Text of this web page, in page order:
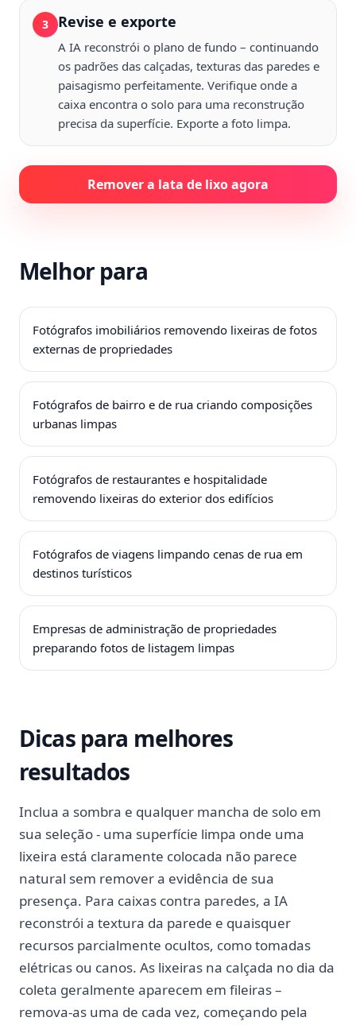
3 Revise e exporte
A IA reconstrói o plano de fundo – continuando
os padrões das calçadas, texturas das paredes e
paisagismo perfeitamente. Verifique onde a
caixa encontra o solo para uma reconstrução
precisa da superfície. Exporte a foto limpa.
Remover a lata de lixo agora
Melhor para
Fotógrafos imobiliários removendo lixeiras de fotos
externas de propriedades
Fotógrafos de bairro e de rua criando composições
urbanas limpas
Fotógrafos de restaurantes e hospitalidade
removendo lixeiras do exterior dos edifícios
Fotógrafos de viagens limpando cenas de rua em
destinos turísticos
Empresas de administração de propriedades
preparando fotos de listagem limpas
Dicas para melhores
resultados
Inclua a sombra e qualquer mancha de solo em
sua seleção - uma superfície limpa onde uma
lixeira está claramente colocada não parece
natural sem remover a evidência de sua
presença. Para caixas contra paredes, a IA
reconstrói a textura da parede e quaisquer
recursos parcialmente ocultos, como tomadas
elétricas ou canos. As lixeiras na calçada no dia da
coleta geralmente aparecem em fileiras –
remova-as uma de cada vez, começando pela